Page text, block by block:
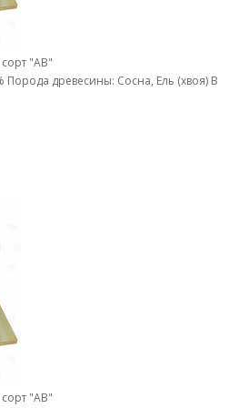
"АВ"
Порода древесины: Сосна, Ель (хвоя) В
"АВ"